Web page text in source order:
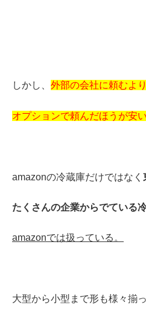
しかし、 外部の会社に頼むよ
オプションで頼んだほうが安い
amazonの冷蔵庫だけではなく
たくさんの企業からでている
amazonでは扱っている。
大型から小型 まで形も様々揃